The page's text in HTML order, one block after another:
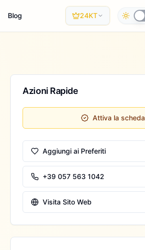
Blog 24KT
Azioni Rapide
Attiva la scheda
Aggiungi ai Preferiti
+39 057 563 1042
Visita Sito Web